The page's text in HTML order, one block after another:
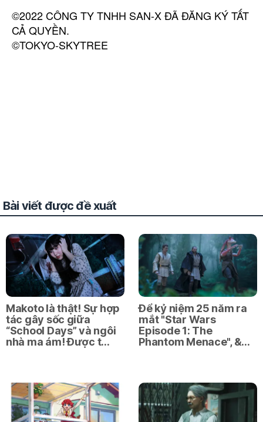
©2022 CÔNG TY TNHH SAN-X ĐÃ ĐĂNG KÝ TẤT
CẢ QUYỀN.
©TOKYO-SKYTREE
Bài viết được đề xuất
Makoto là thật! Sự hợp
tác gây sốc giữa
“School Days” và ngôi
nhà ma ám! Được t…
Để kỷ niệm 25 năm ra
mắt "Star Wars
Episode 1: The
Phantom Menace", &…